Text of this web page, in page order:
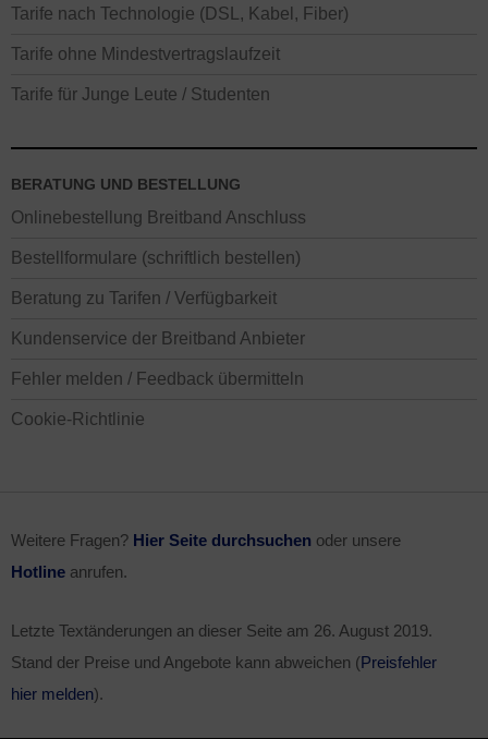
Tarife nach Technologie (DSL, Kabel, Fiber)
Tarife ohne Mindestvertragslaufzeit
Tarife für Junge Leute / Studenten
BERATUNG UND BESTELLUNG
Onlinebestellung Breitband Anschluss
Bestellformulare (schriftlich bestellen)
Beratung zu Tarifen / Verfügbarkeit
Kundenservice der Breitband Anbieter
Fehler melden / Feedback übermitteln
Cookie-Richtlinie
Weitere Fragen? Hier Seite durchsuchen oder unsere
Hotline anrufen.
Letzte Textänderungen an dieser Seite am 26. August 2019.
Stand der Preise und Angebote kann abweichen (Preisfehler
hier melden).